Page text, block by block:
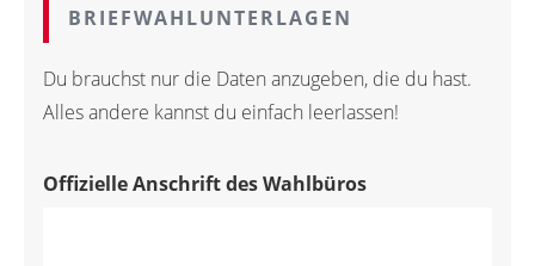
BRIEFWAHLUNTERLAGEN
Du brauchst nur die Daten anzugeben, die du hast.
Alles andere kannst du einfach leerlassen!
Offizielle Anschrift des Wahlbüros